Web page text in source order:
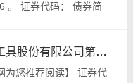
。 证券代码： 债券简
株洲华锐精密工具股份有限公司第三届董事会第二十四次会议决议公布
为您推荐阅读】 证券代